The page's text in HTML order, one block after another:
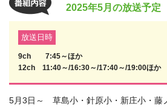
2025年5月の放送予定
放送日時
9ch 7:45～ほか
12ch 11:40～/16:30～/17:40～/19:00ほか
5月3日～ 草島小・針原小・新庄小・藤